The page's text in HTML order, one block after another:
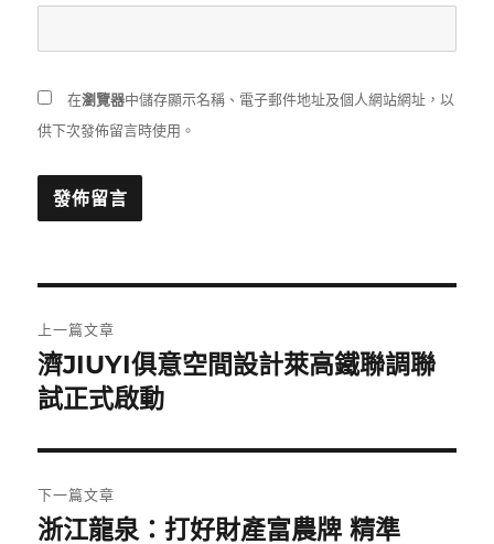
在瀏覽器中儲存顯示名稱、電子郵件地址及個人網站網址，以
供下次發佈留言時使用。
章
導
覽
上一篇文章
上
一
文
章:
濟JIUYI俱意空間設計萊高鐵聯調聯
試正式啟動
下一篇文章
下
浙江龍泉：打好財產富農牌 精準